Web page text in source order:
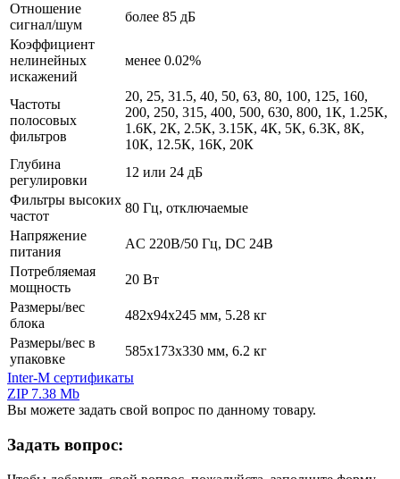
Отношение
сигнал/шум
более 85 дБ
Коэффициент
нелинейных
искажений
менее 0.02%
Частоты
полосовых
фильтров
20, 25, 31.5, 40, 50, 63, 80, 100, 125, 160,
200, 250, 315, 400, 500, 630, 800, 1К, 1.25К,
1.6К, 2К, 2.5К, 3.15К, 4К, 5К, 6.3К, 8К,
10К, 12.5К, 16К, 20К
Глубина
регулировки
12 или 24 дБ
Фильтры высоких
частот
80 Гц, отключаемые
Напряжение
питания
AC 220В/50 Гц, DC 24В
Потребляемая
мощность
20 Вт
Размеры/вес
блока
482х94х245 мм, 5.28 кг
Размеры/вес в
упаковке
585х173х330 мм, 6.2 кг
Inter-M сертификаты
ZIP 7.38 Mb
Вы можете задать свой вопрос по данному товару.
Задать вопрос: